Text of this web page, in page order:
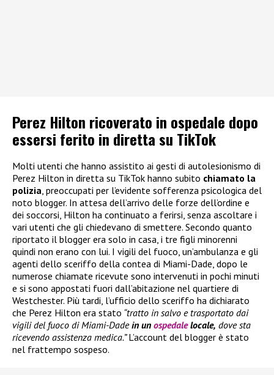
Perez Hilton ricoverato in ospedale dopo
essersi ferito in diretta su TikTok
Molti utenti che hanno assistito ai gesti di autolesionismo di
Perez Hilton in diretta su TikTok hanno subito chiamato la
polizia , preoccupati per l’evidente sofferenza psicologica del
noto blogger. In attesa dell’arrivo delle forze dell’ordine e
dei soccorsi, Hilton ha continuato a ferirsi, senza ascoltare i
vari utenti che gli chiedevano di smettere. Secondo quanto
riportato il blogger era solo in casa, i tre figli minorenni
quindi non erano con lui. I vigili del fuoco, un’ambulanza e gli
agenti dello sceriffo della contea di Miami-Dade, dopo le
numerose chiamate ricevute sono intervenuti in pochi minuti
e si sono appostati fuori dall’abitazione nel quartiere di
Westchester. Più tardi, l’ufficio dello sceriffo ha dichiarato
che Perez Hilton era stato “tratto in salvo e trasportato dai
vigili del fuoco di Miami-Dadein un ospedalelocale, dove sta
ricevendo assistenza medica.”L’account del blogger è stato
nel frattempo sospeso.